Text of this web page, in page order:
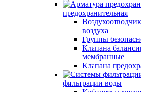
предохранительная
воздуха
Группы
Клапана
мембранные
Клапана
фильтрации воды